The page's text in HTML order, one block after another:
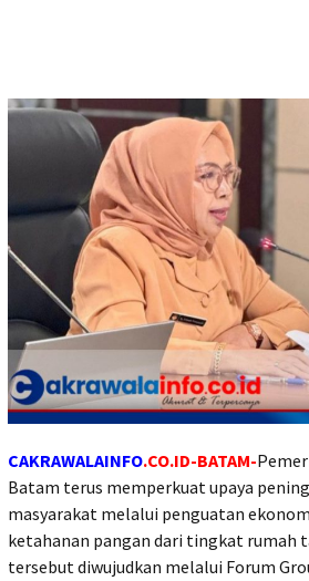
CAKRAWALAINFO.CO.ID-BATAM-
Batam terus memperkuat upaya
masyarakat melalui penguatan
ketahanan pangan dari tingkat rumah
tersebut diwujudkan melalui Forum